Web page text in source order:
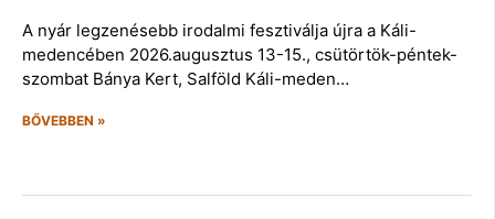
A nyár legzenésebb irodalmi fesztiválja újra a Káli-
medencében 2026.augusztus 13-15., csütörtök-péntek-
szombat Bánya Kert, Salföld Káli-meden…
BŐVEBBEN »